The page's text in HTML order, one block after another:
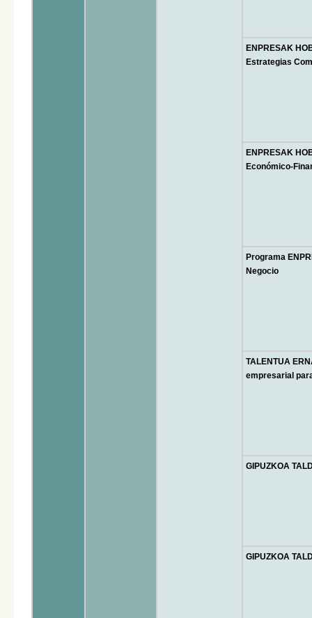
ENPRESAK
Estrategias
ENPRESAK
Económico-
Programa
Negocio
TALENTUA
empresarial
GIPUZKOA
GIPUZKOA